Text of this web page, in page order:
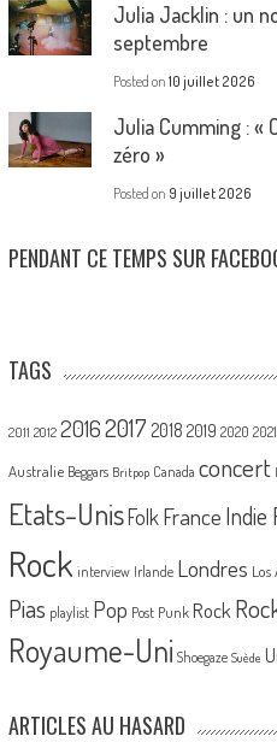
Julia Jacklin : un
septembre
Posted on 10 juillet 2026
Julia Cumming : «
zéro »
Posted on 9 juillet 2026
PENDANT CE TEMPS SUR
TAGS
2011 2012 20162017 2018 2019 2020 2021
Australie Beggars Britpop Canada concert
Etats-UnisFolk France Indie
Rock interview Irlande Londres Los
Pias playlist Pop Post Punk Rock
Royaume-Uni Shoegaze Suède
ARTICLES AU HASARD